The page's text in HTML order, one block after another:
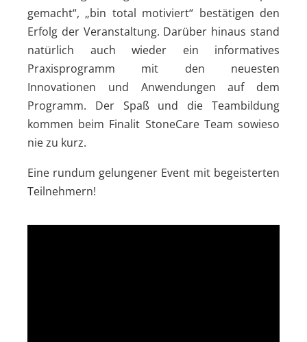
gemacht“, „bin total motiviert“ bestätigen den
Erfolg der Veranstaltung. Darüber hinaus stand
natürlich auch wieder ein informatives
Praxisprogramm mit den neuesten
Innovationen und Anwendungen auf dem
Programm. Der Spaß und die Teambildung
kommen beim Finalit StoneCare Team sowieso
nie zu kurz.
Eine rundum gelungener Event mit begeisterten
Teilnehmern!